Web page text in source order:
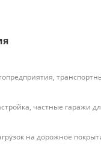
частные гаражи
на дорожное